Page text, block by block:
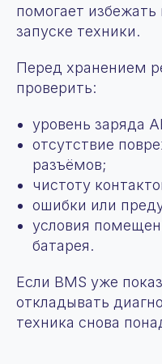
помогает
запуске техники.
Перед хранением
проверить:
уровень заряда
отсутствие
разъёмов;
чистоту
ошибки или
условия
батарея.
Если BMS уже
откладывать
техника снова